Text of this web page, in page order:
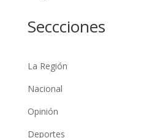
Seccciones
La Región
Nacional
Opinión
Deportes